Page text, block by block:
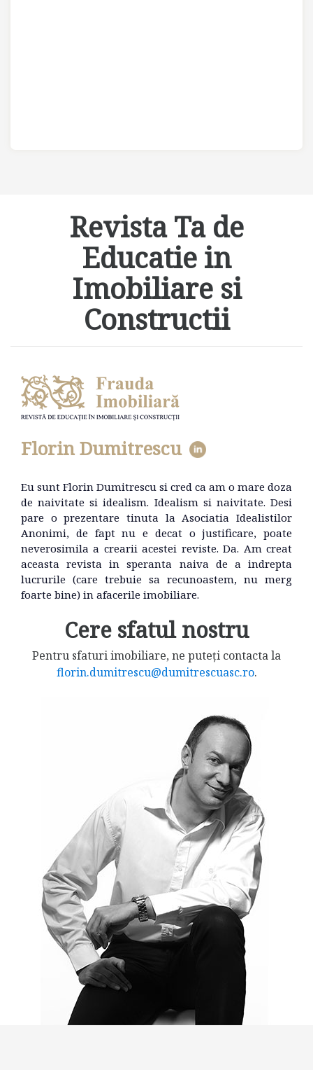
Revista Ta de
Educatie in
Imobiliare si
Constructii
Florin Dumitrescu
Eu sunt Florin Dumitrescu si cred ca am o mare doza
de naivitate si idealism. Idealism si naivitate. Desi
pare o prezentare tinuta la Asociatia Idealistilor
Anonimi, de fapt nu e decat o justificare, poate
neverosimila a crearii acestei reviste. Da. Am creat
aceasta revista in speranta naiva de a indrepta
lucrurile (care trebuie sa recunoastem, nu merg
foarte bine) in afacerile imobiliare.
Cere sfatul nostru
Pentru sfaturi imobiliare, ne puteți contacta la
florin.dumitrescu@dumitrescuasc.ro.